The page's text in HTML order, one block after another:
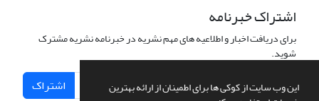
این وب سایت از کوکی ها برای اطمینان از ارائه بهترین
اشتراک خبرنامه
برای دریافت اخبار و اطلاعیه های مهم نشریه در خبرنامه نشریه مشترک
شوید.
اشتراک